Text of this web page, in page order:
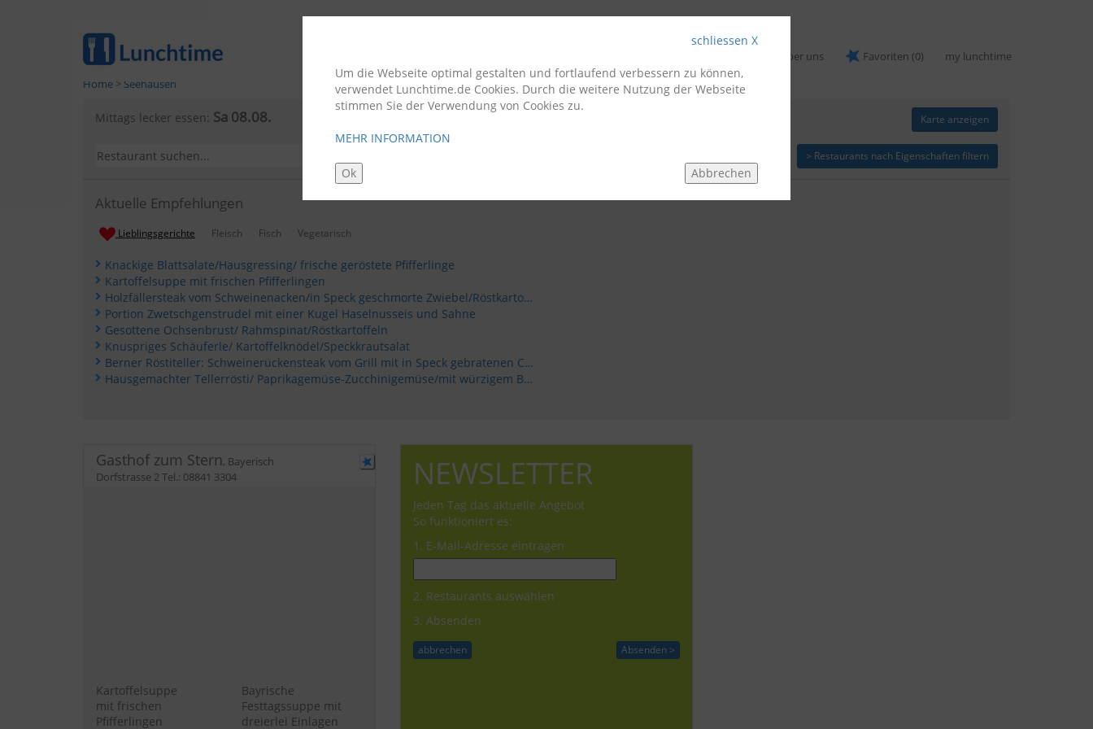
schliessen X
Um die Webseite optimal gestalten und fortlaufend verbessern zu können,
verwendet Lunchtime.de Cookies. Durch die weitere Nutzung der Webseite
stimmen Sie der Verwendung von Cookies zu.
MEHR INFORMATION
Ok Abbrechen
Über uns Favoriten (0)
my lunchtime
Home > Seehausen
Mittags lecker essen: Sa 08.08. Karte anzeigen
> Restaurants nach Eigenschaften filtern
Aktuelle Empfehlungen
Lieblingsgerichte Fleisch Fisch Vegetarisch
Knackige Blattsalate/Hausgressing/ frische geröstete Pfifferlinge
Kartoffelsuppe mit frischen Pfifferlingen
Holzfällersteak vom Schweinenacken/in Speck geschmorte Zwiebel/Röstkartoffeln
Portion Zwetschgenstrudel mit einer Kugel Haselnusseis und Sahne
Gesottene Ochsenbrust/ Rahmspinat/Röstkartoffeln
Knuspriges Schäuferle/ Kartoffelknödel/Speckkrautsalat
Berner Röstiteller: Schweinerückensteak vom Grill mit in Speck gebratenen Champions auf Rösti/Hollandaise/Salatgarnitur
Hausgemachter Tellerrösti/ Paprikagemüse-Zucchinigemüse/mit würzigem Bergkäse überbacken/kleiner gemischter Salat
Gasthof zum Stern, Bayerisch
Dorfstrasse 2Tel.: 08841 3304
Kartoffelsuppe
mit frischen
Pfifferlingen
Bayrische
Festtagssuppe mit
dreierlei Einlagen
NEWSLETTER
Jeden Tag das aktuelle Angebot
So funktioniert es:
1. E-Mail-Adresse eintragen
2. Restaurants auswählen
3. Absenden